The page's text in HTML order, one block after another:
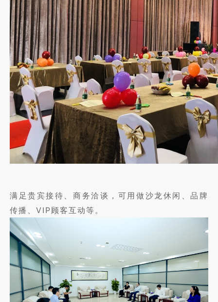
满足贵宾接待、商务洽谈，可用做沙龙休闲、品牌
传播、VIP顾客互动等。